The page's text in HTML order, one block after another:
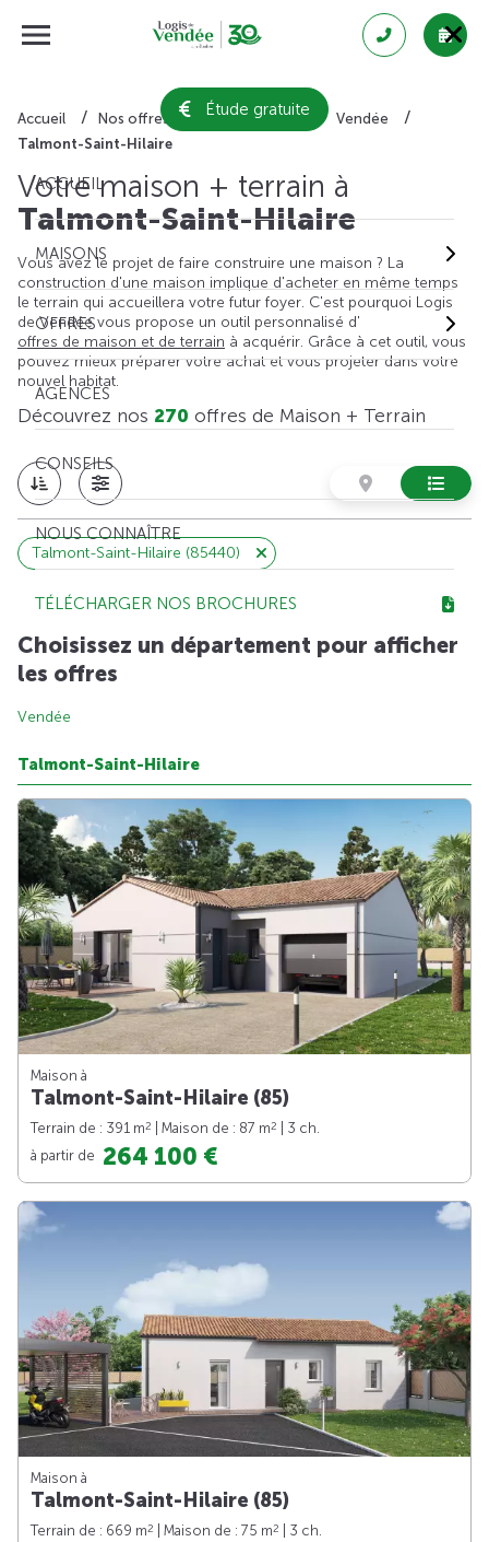
Étude gratuite
ACCUEIL
MAISONS
OFFRES
AGENCES
CONSEILS
NOUS CONNAÎTRE
TÉLÉCHARGER NOS BROCHURES
Accueil Nos offres de maison + terrain
Vendée
Talmont-Saint-Hilaire
Votre maison + terrain à
Talmont-Saint-Hilaire
Vous avez le projet de faire construire une maison ? La
construction d'une maison implique d'acheter en même temps
le terrain qui accueillera votre futur foyer. C'est pourquoi Logis
de Vendée vous propose un outil personnalisé d'
offres de maison et de terrain à acquérir. Grâce à cet outil, vous
pouvez mieux préparer votre achat et vous projeter dans votre
nouvel habitat.
Découvrez nos 270 offres de Maison + Terrain
Talmont-Saint-Hilaire (85440)
Choisissez un département pour afficher
les offres
Vendée
Talmont-Saint-Hilaire
Maison à
Talmont-Saint-Hilaire (85)
Terrain de : 391 m2 | Maison de : 87 m2
| 3 ch.
à partir de 264 100 €
Maison à
Talmont-Saint-Hilaire (85)
Terrain de : 669 m2 | Maison de : 75 m2
| 3 ch.